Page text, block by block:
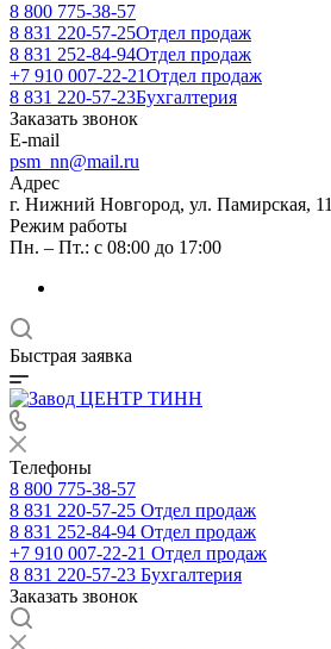
8 800 775-38-57
8 831 220-57-25Отдел продаж
8 831 252-84-94Отдел продаж
+7 910 007-22-21Отдел продаж
8 831 220-57-23Бухгалтерия
Заказать звонок
E-mail
psm_nn@mail.ru
Адрес
г. Нижний Новгород, ул. Памирская, 11
Режим работы
Пн. – Пт.: с 08:00 до 17:00
Быстрая заявка
Телефоны
8 800 775-38-57
8 831 220-57-25 Отдел продаж
8 831 252-84-94 Отдел продаж
+7 910 007-22-21 Отдел продаж
8 831 220-57-23 Бухгалтерия
Заказать звонок